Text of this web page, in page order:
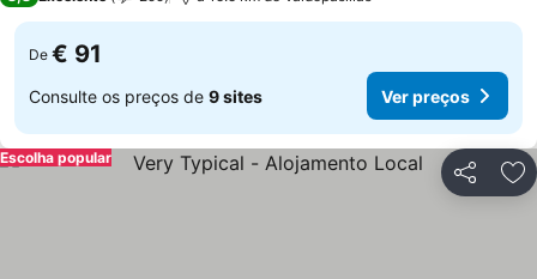
De € 91
Consulte os preços de 9 sites Ver preços
Partilhar
Escolha popular